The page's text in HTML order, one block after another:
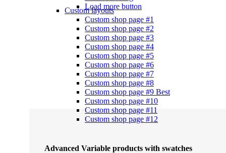
Load more button
Custom layouts
Custom shop page #1
Custom shop page #2
Custom shop page #3
Custom shop page #4
Custom shop page #5
Custom shop page #6
Custom shop page #7
Custom shop page #8
Custom shop page #9 Best
Custom shop page #10
Custom shop page #11
Custom shop page #12
Advanced Variable products with swatches